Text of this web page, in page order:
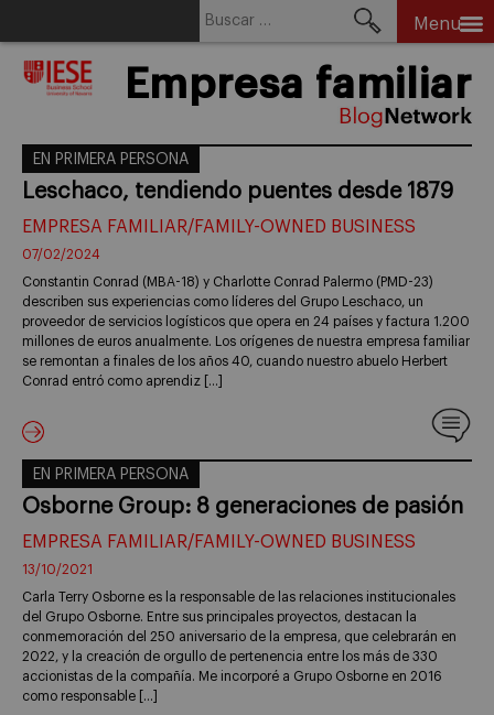
Menu
Empresa familiar
EN PRIMERA PERSONA
Leschaco, tendiendo puentes desde 1879
EMPRESA FAMILIAR/FAMILY-OWNED BUSINESS
07/02/2024
Constantin Conrad (MBA-18) y Charlotte Conrad Palermo (PMD-23)
describen sus experiencias como líderes del Grupo Leschaco, un
proveedor de servicios logísticos que opera en 24 países y factura 1.200
millones de euros anualmente. Los orígenes de nuestra empresa familiar
se remontan a finales de los años 40, cuando nuestro abuelo Herbert
Conrad entró como aprendiz […]
EN PRIMERA PERSONA
Osborne Group: 8 generaciones de pasión
EMPRESA FAMILIAR/FAMILY-OWNED BUSINESS
13/10/2021
Carla Terry Osborne es la responsable de las relaciones institucionales
del Grupo Osborne. Entre sus principales proyectos, destacan la
conmemoración del 250 aniversario de la empresa, que celebrarán en
2022, y la creación de orgullo de pertenencia entre los más de 330
accionistas de la compañía. Me incorporé a Grupo Osborne en 2016
como responsable […]